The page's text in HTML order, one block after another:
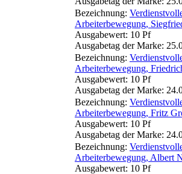
Bezeichnung:
Arbeiterbewegung,
Ausgabewert: 10 Pf
Ausgabetag der Marke:
Bezeichnung:
Arbeiterbewegung,
Ausgabewert: 10 Pf
Ausgabetag der Marke:
Bezeichnung:
Arbeiterbewegung, Fritz
Ausgabewert: 10 Pf
Ausgabetag der Marke:
Bezeichnung:
Arbeiterbewegung, Albert
Ausgabewert: 10 Pf